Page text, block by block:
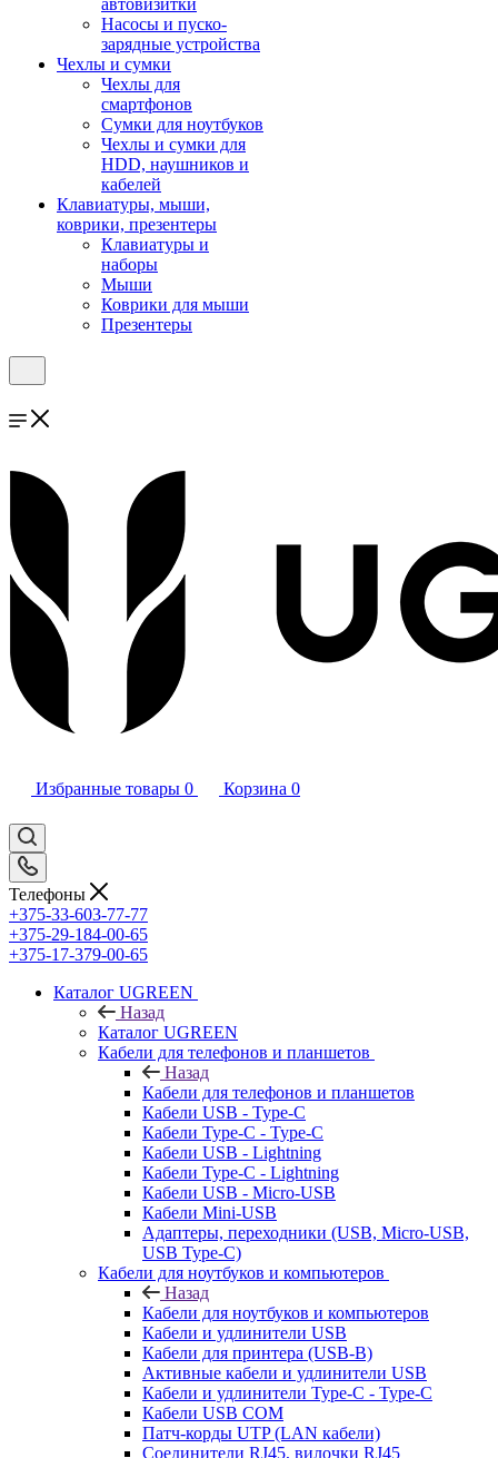
автовизитки
Насосы и пуско-
зарядные устройства
Чехлы и сумки
Чехлы для
смартфонов
Сумки для ноутбуков
Чехлы и сумки для
HDD, наушников и
кабелей
Клавиатуры, мыши,
коврики, презентеры
Клавиатуры и
наборы
Мыши
Коврики для мыши
Презентеры
Избранные товары 0 Корзина 0
Телефоны
+375-33-603-77-77
+375-29-184-00-65
+375-17-379-00-65
Каталог UGREEN
Назад
Каталог UGREEN
Кабели для телефонов и планшетов
Назад
Кабели для телефонов и планшетов
Кабели USB - Type-C
Кабели Type-C - Type-C
Кабели USB - Lightning
Кабели Type-C - Lightning
Кабели USB - Micro-USB
Кабели Mini-USB
Адаптеры, переходники (USB, Micro-USB,
USB Type-C)
Кабели для ноутбуков и компьютеров
Назад
Кабели для ноутбуков и компьютеров
Кабели и удлинители USB
Кабели для принтера (USB-B)
Активные кабели и удлинители USB
Кабели и удлинители Type-C - Type-C
Кабели USB COM
Патч-корды UTP (LAN кабели)
Соединители RJ45, вилочки RJ45